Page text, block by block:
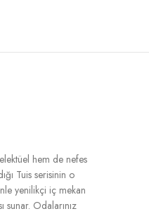
hem de nefes
Tuis serisinin o
yenilikçi iç mekan
sunar. Odalarınız